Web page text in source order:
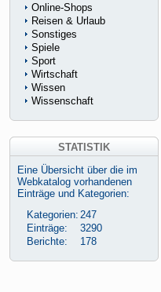
Online-Shops
Reisen & Urlaub
Sonstiges
Spiele
Sport
Wirtschaft
Wissen
Wissenschaft
STATISTIK
Eine Übersicht über die im
Webkatalog vorhandenen
Einträge und Kategorien:
Kategorien: 247
Einträge:
3290
Berichte:
178